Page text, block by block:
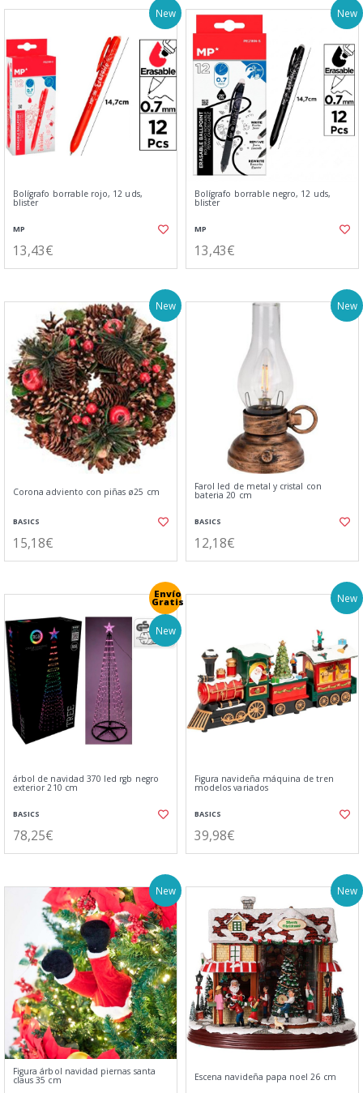
New
Bolígrafo borrable rojo, 12 uds,
blister
MP
13,43€
New
Bolígrafo borrable negro, 12 uds,
blister
MP
13,43€
New
Corona adviento con piñas ø25 cm
BASICS
15,18€
New
Farol led de metal y cristal con
bateria 20 cm
BASICS
12,18€
Envío
Gratis
New
árbol de navidad 370 led rgb negro
exterior 210 cm
BASICS
78,25€
New
Figura navideña máquina de tren
modelos variados
BASICS
39,98€
New
Figura árbol navidad piernas santa
claus 35 cm
New
Escena navideña papa noel 26 cm